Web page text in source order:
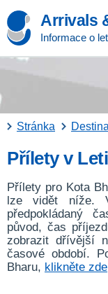
Arrivals
Informace o
Stránka
Přílety v
Přílety pro Kota
lze vidět níže.
předpokládaný
původ, čas
zobrazit dřívější
časové období.
Bharu, klikněte zde